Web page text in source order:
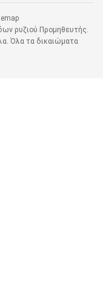
ρυζιού Προμηθευτής.
Όλα τα δικαιώματα